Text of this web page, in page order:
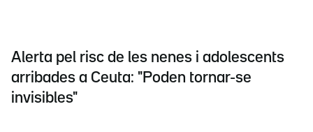
Alerta pel risc de les nenes i adolescents
arribades a Ceuta: "Poden tornar-se
invisibles"